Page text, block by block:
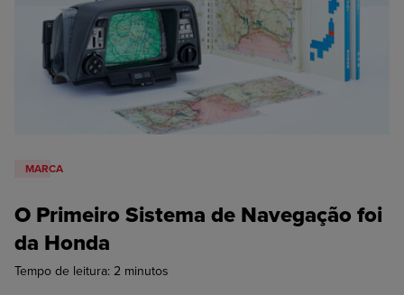
MARCA
O Primeiro Sistema de Navegação foi
da Honda
Tempo de leitura: 2 minutos